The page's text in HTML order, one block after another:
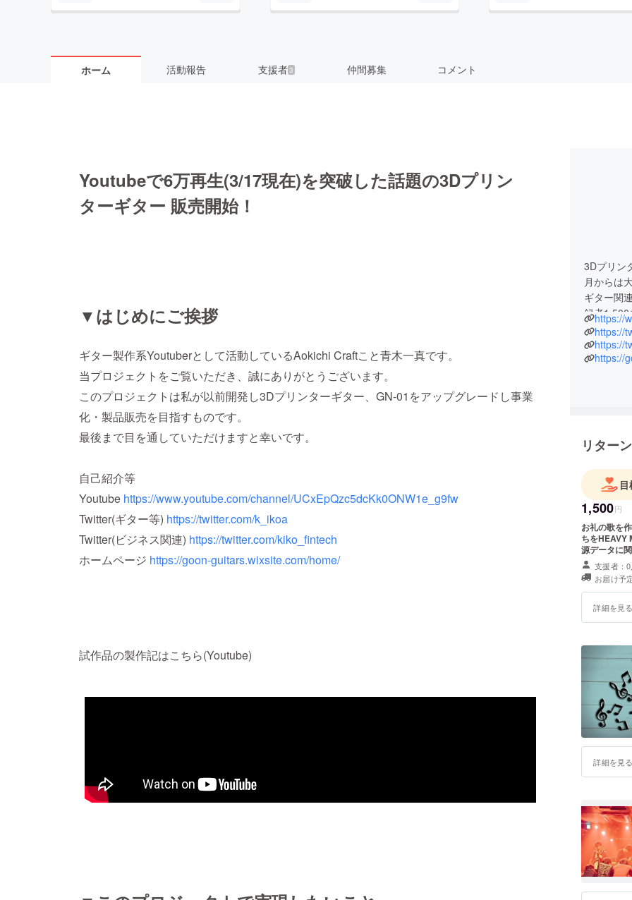
ホーム 活動報告 支援者3 仲間募集 コメント
Youtubeで6万再生(3/17現在)を突破した話題の3Dプリン
ターギター 販売開始！
▼はじめにご挨拶
ギター製作系Youtuberとして活動しているAokichi Craftこと青木一真です。
当プロジェクトをご覧いただき、誠にありがとうございます。
このプロジェクトは私が以前開発し3Dプリンターギター、GN-01をアップグレードし事業
化・製品販売を目指すものです。
最後まで目を通していただけますと幸いです。
自己紹介等
Youtube https://www.youtube.com/channel/UCxEpQzc5dcKk0ONW1e_g9fw
Twitter(ギター等) https://twitter.com/k_ikoa
Twitter(ビジネス関連) https://twitter.com/kiko_fintech
ホームページ https://goon-guitars.wixsite.com/home/
試作品の製作記はこちら(Youtube)
3Dプリン
月からは
ギター関
録者
3Dプリン
ギターク
ンネル登
月(活動休
ります。
https://
https://
https://
リター
1,500円
お礼の歌を作りお届
ちをHEAVY
源データに
支援者：
お届け予
詳細を見
詳細を見